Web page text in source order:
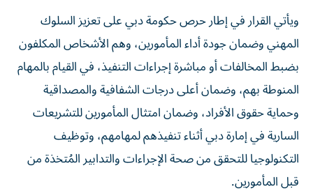
ويأتي القرار في إطار حرص حكومة دبي على تعزيز السلوك
المهني وضمان جودة أداء المأمورين، وهم الأشخاص المكلفون
بضبط المخالفات أو مباشرة إجراءات التنفيذ، في القيام بالمهام
المنوطة بهم، وضمان أعلى درجات الشفافية والمصداقية
وحماية حقوق الأفراد، وضمان امتثال المأمورين للتشريعات
السارية في إمارة دبي أثناء تنفيذهم لمهامهم، وتوظيف
التكنولوجيا للتحقق من صحة الإجراءات والتدابير المُتخذة من
قبل المأمورين.